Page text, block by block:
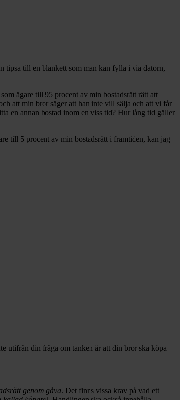
tipsa till en blankett som man kan fylla i via datorn,
ägare till 95 procent av min bostadsrätt rätt att
att min bror säger att han inte vill sälja och att vi får
en annan bostad inom en viss tid? Hur lång tid gäller
till 5 procent av min bostadsrätt i framtiden, kan jag
utifrån din fråga om tanken är att din bror ska köpa
genom gåva. Det finns vissa krav på vad ett